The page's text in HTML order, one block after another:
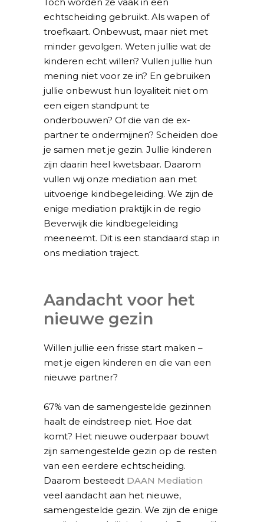
echtscheiding gebruikt. Als wapen of
troefkaart. Onbewust, maar niet met
minder gevolgen. Weten jullie wat de
kinderen echt willen? Vullen jullie hun
mening niet voor ze in? En gebruiken
jullie onbewust hun loyaliteit niet om
een eigen standpunt te
onderbouwen? Of die van de ex-
partner te ondermijnen? Scheiden doe
je samen met je gezin. Jullie kinderen
zijn daarin heel kwetsbaar. Daarom
vullen wij onze mediation aan met
uitvoerige kindbegeleiding. We zijn de
enige mediation praktijk in de regio
Beverwijk die kindbegeleiding
meeneemt. Dit is een standaard stap in
ons mediation traject.
Aandacht voor het
nieuwe gezin
Willen jullie een frisse start maken –
met je eigen kinderen en die van een
nieuwe partner?
67% van de samengestelde gezinnen
haalt de eindstreep niet. Hoe dat
komt? Het nieuwe ouderpaar bouwt
zijn samengestelde gezin op de resten
van een eerdere echtscheiding.
Daarom besteedt DAAN Mediation
veel aandacht aan het nieuwe,
samengestelde gezin. We zijn de enige